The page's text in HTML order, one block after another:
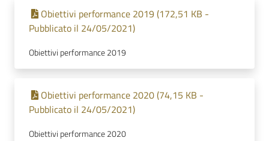
Obiettivi performance 2019 (172,51 KB -
Pubblicato il 24/05/2021)
Obiettivi performance 2019
Obiettivi performance 2020 (74,15 KB -
Pubblicato il 24/05/2021)
Obiettivi performance 2020